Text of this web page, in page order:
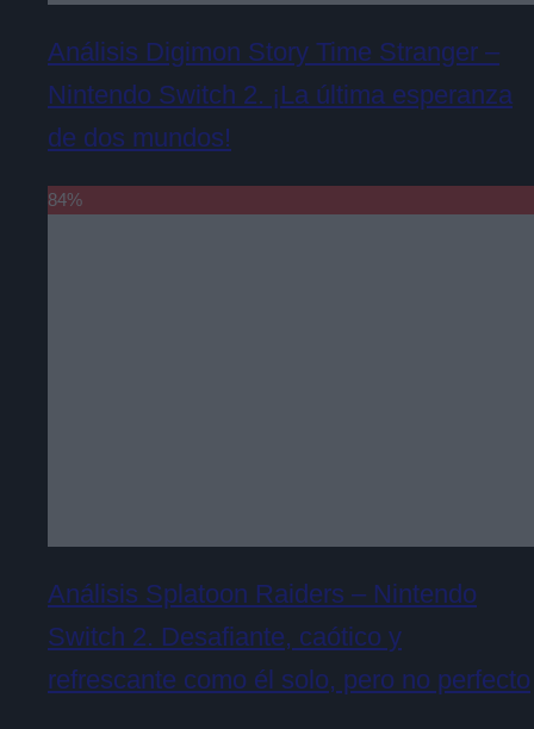
Análisis Digimon Story Time Stranger –
Nintendo Switch 2. ¡La última esperanza
de dos mundos!
84%
Análisis Splatoon Raiders – Nintendo
Switch 2. Desafiante, caótico y
refrescante como él solo, pero no perfecto